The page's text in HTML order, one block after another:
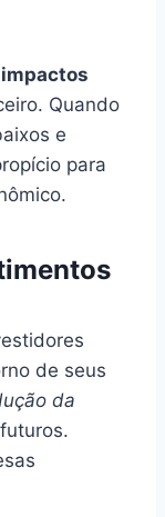
Quando
e
para
de seus
da